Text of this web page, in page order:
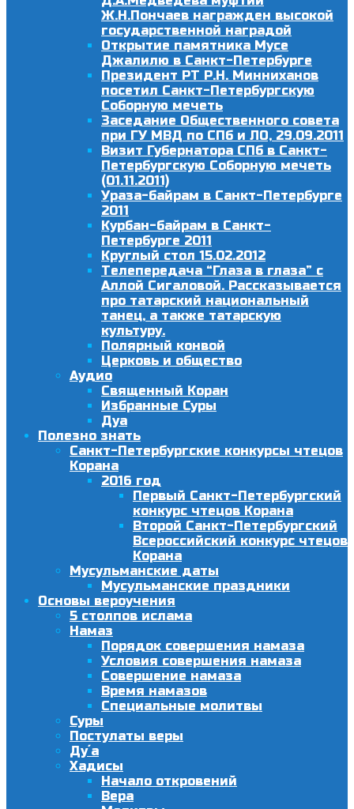
Ж.Н.Пончаев награжден высокой
государственной наградой
Открытие памятника Мусе
Джалилю в Санкт-Петербурге
Президент РТ Р.Н. Минниханов
посетил Санкт-Петербургскую
Соборную мечеть
Заседание Общественного совета
при ГУ МВД по СПб и ЛО, 29.09.2011
Визит Губернатора СПб в Санкт-
Петербургскую Соборную мечеть
(01.11.2011)
Ураза-байрам в Санкт-Петербурге
2011
Курбан-байрам в Санкт-
Петербурге 2011
Круглый стол 15.02.2012
Телепередача “Глаза в глаза” с
Аллой Сигаловой. Рассказывается
про татарский национальный
танец, а также татарскую
культуру.
Полярный конвой
Церковь и общество
Аудио
Священный Коран
Избранные Суры
Дуа
Полезно знать
Санкт-Петербургские конкурсы чтецов
Корана
2016 год
Первый Санкт-Петербургский
конкурс чтецов Корана
Второй Санкт-Петербургский
Всероссийский конкурс чтецов
Корана
Мусульманские даты
Мусульманские праздники
Основы вероучения
5 столпов ислама
Намаз
Порядок совершения намаза
Условия совершения намаза
Совершение намаза
Время намазов
Специальные молитвы
Суры
Постулаты веры
Ду´а
Хадисы
Начало откровений
Вера